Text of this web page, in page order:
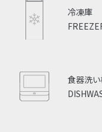
冷凍庫
食器洗